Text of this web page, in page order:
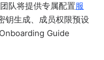
队将提供专属配置服
钥生成、成员权限预设
Guide